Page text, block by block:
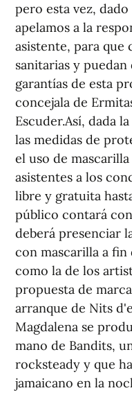
pero esta vez,
apelamos a la
asistente, para que
sanitarias y
garantías de esta
concejala de
Escuder.Así, dada
las medidas de
el uso de
asistentes a los
libre y gratuita
público contará
deberá presenciar
con mascarilla a
como la de los
propuesta de
arranque de Nits
Magdalena se
mano de Bandits,
rocksteady y que
jamaicano en la